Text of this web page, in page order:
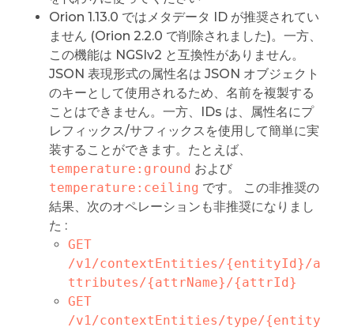
Orion 1.13.0 ではメタデータ ID が推奨されてい
ません (Orion 2.2.0 で削除されました)。一方、
この機能は NGSIv2 と互換性がありません。
JSON 表現形式の属性名は JSON オブジェクト
のキーとして使用されるため、名前を複製する
ことはできません。一方、IDs は、属性名にプ
レフィックス/サフィックスを使用して簡単に実
装することができます。たとえば、
temperature:ground および
temperature:ceiling です。 この非推奨の
結果、次のオペレーションも非推奨になりまし
た :
GET
/v1/contextEntities/{entityId}/a
ttributes/{attrName}/{attrId}
GET
/v1/contextEntities/type/{entity